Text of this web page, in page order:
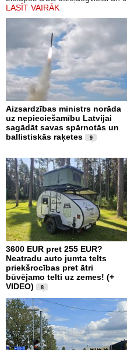
LASĪT VAIRĀK
Aizsardzības ministrs norāda
uz nepieciešamību Latvijai
sagādāt savas spārnotās un
ballistiskās raķetes
9
3600 EUR pret 255 EUR?
Neatradu auto jumta telts
priekšrocības pret ātri
būvējamo telti uz zemes! (+
VIDEO)
8